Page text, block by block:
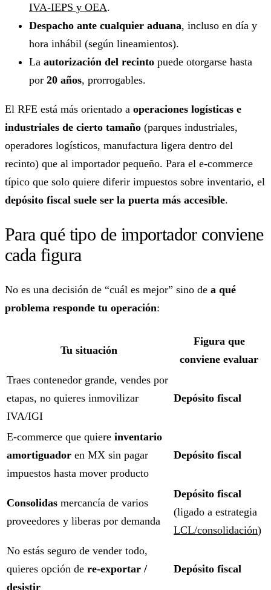
IVA-IEPS y OEA.
Despacho ante cualquier aduana, incluso en día y
hora inhábil (según lineamientos).
La autorización del recinto puede otorgarse hasta
por 20 años, prorrogables.
El RFE está más orientado a operaciones logísticas e
industriales de cierto tamaño (parques industriales,
operadores logísticos, manufactura ligera dentro del
recinto) que al importador pequeño. Para el e-commerce
típico que solo quiere diferir impuestos sobre inventario, el
depósito fiscal suele ser la puerta más accesible.
Para qué tipo de importador conviene
cada figura
No es una decisión de “cuál es mejor” sino de a qué
problema responde tu operación:
Tu situación
Figura que
conviene evaluar
Traes contenedor grande, vendes por
etapas, no quieres inmovilizar
IVA/IGI
Depósito fiscal
E-commerce que quiere inventario
amortiguador en MX sin pagar
impuestos hasta mover producto
Depósito fiscal
Consolidas mercancía de varios
proveedores y liberas por demanda
Depósito fiscal
(ligado a estrategia
LCL/consolidación)
No estás seguro de vender todo,
quieres opción de re-exportar /
desistir
Depósito fiscal